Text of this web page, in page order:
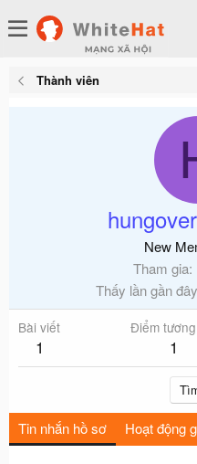
Thành viên
New
Tham gia
Thấy lần gần
Bài viết
1
Điểm
1
Tin nhắn hồ sơ Hoạt động